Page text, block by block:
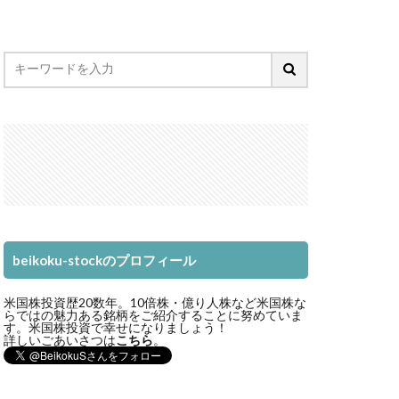
beikoku-stockのプロフィール
米国株投資歴20数年。10倍株・億り人株など米国株な
らではの魅力ある銘柄をご紹介することに努めていま
す。米国株投資で幸せになりましょう！
詳しいごあいさつはこちら。